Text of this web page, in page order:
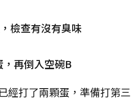
檢查有沒有臭味
再倒入空碗B
經打了兩顆蛋，準備打第三